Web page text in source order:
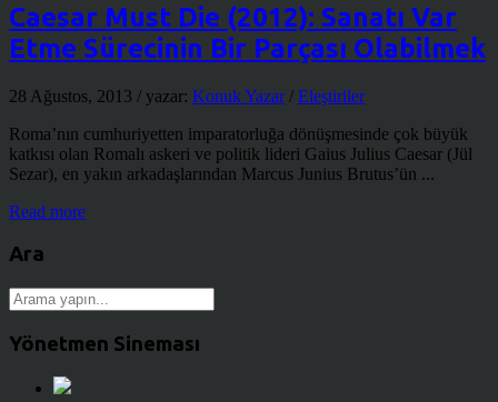
Caesar Must Die (2012): Sanatı Var
Etme Sürecinin Bir Parçası Olabilmek
28 Ağustos, 2013 / yazar: Konuk Yazar/ Eleştiriler
Roma’nın cumhuriyetten imparatorluğa dönüşmesinde çok büyük
katkısı olan Romalı askeri ve politik lideri Gaius Julius Caesar (Jül
Sezar), en yakın arkadaşlarından Marcus Junius Brutus’ün ...
Read more
Ara
Yönetmen Sineması